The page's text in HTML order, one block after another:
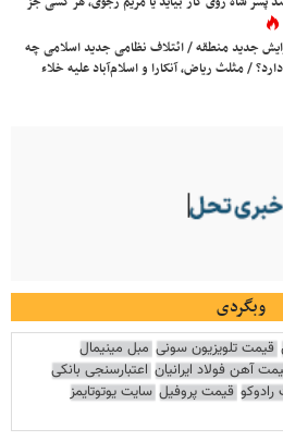
جدید منطقه / ائتلاف نظامی جدید اسلامی چه
/ مثلث ریاض، آنکارا و اسلام‌آباد علیه خلاء
وبگردی
قیمت تلویزیون سونی مبل مینیمال
آهن فولاد ایرانیان اعتبارسنجی بانکی
قیمت پروفیل سایت یوتوتایمز